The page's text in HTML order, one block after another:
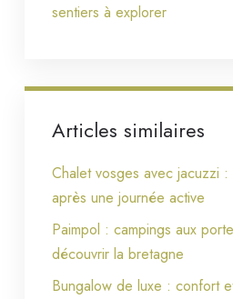
sentiers à explorer
Articles similaires
Chalet vosges avec jacuzzi
après une journée active
Paimpol : campings aux
découvrir la bretagne
Bungalow de luxe : confort